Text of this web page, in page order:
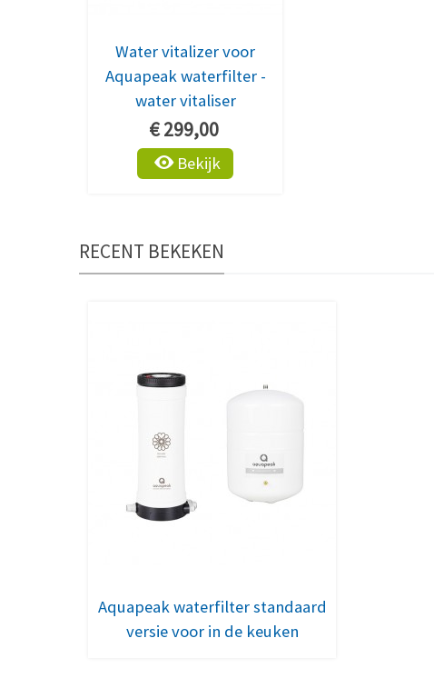
Water vitalizer voor
Aquapeak waterfilter -
water vitaliser
€ 299,00
Bekijk
RECENT BEKEKEN
Aquapeak waterfilter standaard
versie voor in de keuken